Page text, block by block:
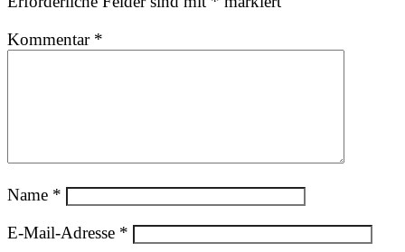
Kommentar *
Name *
E-Mail-Adresse *